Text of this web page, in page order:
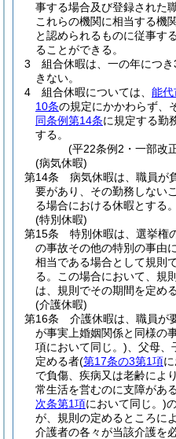
事する場合及び登録された
これらの機関に相当する機
と認められるものに従事す
ることができる。
3
組合休暇は、一の年につ
きない。
4
組合休暇については、 能代
10条の規定にかかわらず、
同条例第14条に規定する勤
する。
(平22条例2・一部改
(病気休暇)
第14条
病気休暇は、職員が
要があり、その勤務しない
る場合における休暇とする。
(特別休暇)
第15条
特別休暇は、選挙権
の事故その他の特別の事由
相当である場合として規則
る。
この場合において、規
は、規則でその期間を定める
(介護休暇)
第16条
介護休暇は、職員が
が事実上婚姻関係と同様の
項において同じ。) 、父母
定める者(第17条の3第1項
で負傷、疾病又は老齢によ
常生活を営むのに支障があ
次条第1項において同じ。)
が、規則の定めるところに
介護者の各々が当該介護を